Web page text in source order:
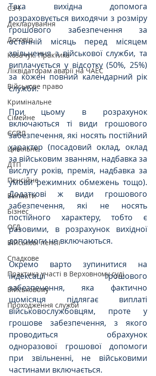
СЗЧ
Декларування
Договір
Козачук. Практика
Ліквідаторам аварії на ЧАЕС
Військове право
Кримінальне
Сімейне
ЄСПЛ
Цивільне
ДТП
Пенсійне
Виплати
Бізнес
ОГД
Військові пенсії
Спадкове
Практика участі в Верховному суді
Військовому
Проходження служби
Така вихідна допомога
розраховується виходячи з розміру
грошового забезпечення за
останній місяць перед місяцем
звільнення з військової служби, та
виплачується у відсотку (50%, 25%)
за кожен повний календарний рік
служби.
При цьому в розрахунок
включаються ті види грошового
забезпечення, які носять постійний
характер (посадовий оклад, оклад
за військовим званням, надбавка за
вислугу років, премія, надбавка за
умови режимних обмежень тощо).
Додаткові ж види грошового
забезпечення, які не носять
постійного характеру, тобто є
разовими, в розрахунок вихідної
допомоги не включаються.
Окремо варто зупинитися на
індексації грошового
забезпечення, яка фактично
щомісяця підлягає виплаті
військовослужбовцям, проте у
грошове забезпечення, з якого
проводиться обрахунок
одноразової грошової допомоги
при звільненні, не військовими
частинами включається.